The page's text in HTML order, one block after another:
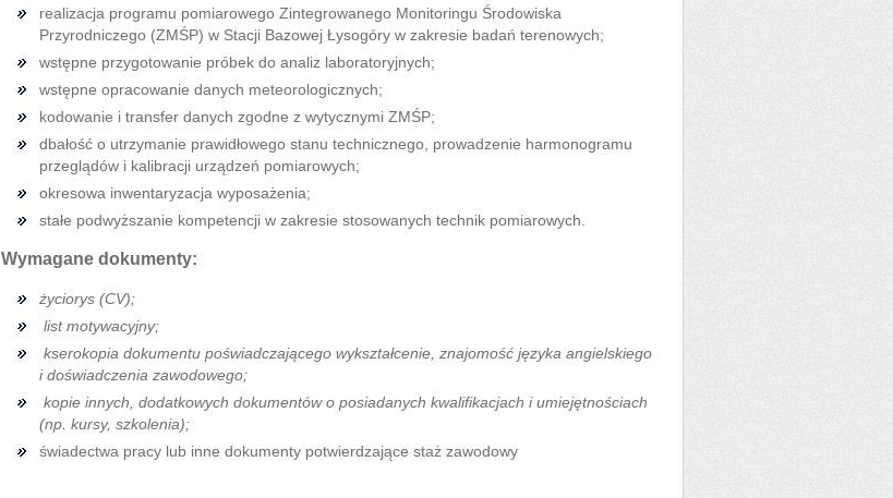
realizacja programu pomiarowego Zintegrowanego Monitoringu Środowiska
Przyrodniczego (ZMŚP) w Stacji Bazowej Łysogóry w zakresie badań terenowych;
wstępne przygotowanie próbek do analiz laboratoryjnych;
wstępne opracowanie danych meteorologicznych;
kodowanie i transfer danych zgodne z wytycznymi ZMŚP;
dbałość o utrzymanie prawidłowego stanu technicznego, prowadzenie harmonogramu
przeglądów i kalibracji urządzeń pomiarowych;
okresowa inwentaryzacja wyposażenia;
stałe podwyższanie kompetencji w zakresie stosowanych technik pomiarowych.
Wymagane dokumenty:
życiorys (CV);
list motywacyjny;
kserokopia dokumentu poświadczającego wykształcenie, znajomość języka angielskiego
i doświadczenia zawodowego;
kopie innych, dodatkowych dokumentów o posiadanych kwalifikacjach i umiejętnościach
(np. kursy, szkolenia);
świadectwa pracy lub inne dokumenty potwierdzające staż zawodowy